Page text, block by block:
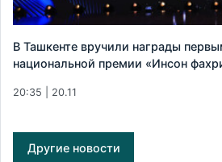
В Ташкенте вручили награды
национальной премии «Инсон
20:35 | 20.11
Другие новости